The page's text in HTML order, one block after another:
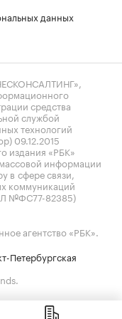
данных
средства
службой
технологий
09.12.2015
издания «РБК»
информации
в сфере связи,
коммуникаций
№ФС77-82385)
агентство «РБК».
Петербургская